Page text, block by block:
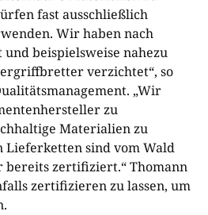
fast ausschließlich
Wir haben nach
beispielsweise nahezu
verzichtet“, so
„Wir
zu
Materialien zu
Lieferketten sind vom Wald
bereits zertifiziert.“ Thomann
zertifizieren zu lassen, um